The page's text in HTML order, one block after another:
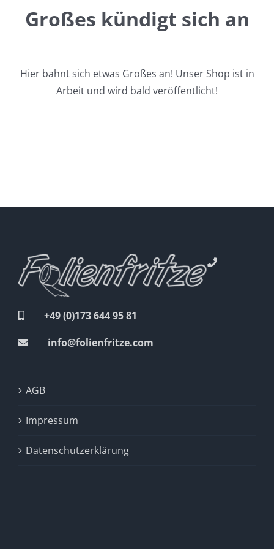
Großes kündigt sich an
Hier bahnt sich etwas Großes an! Unser Shop ist in
Arbeit und wird bald veröffentlicht!
+49 (0)173 644 95 81
info@folienfritze.com
AGB
Impressum
Datenschutzerklärung